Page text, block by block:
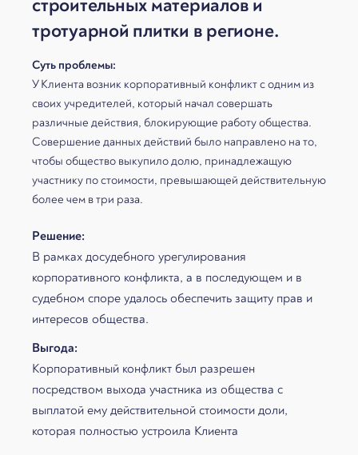
строительных материалов и
тротуарной плитки в регионе.
Суть проблемы:
У Клиента возник корпоративный конфликт с одним из
своих учредителей, который начал совершать
различные действия, блокирующие работу общества.
Совершение данных действий было направлено на то,
чтобы общество выкупило долю, принадлежащую
участнику по стоимости, превышающей действительную
более чем в три раза.
Решение:
В рамках досудебного урегулирования
корпоративного конфликта, а в последующем и в
судебном споре удалось обеспечить защиту прав и
интересов общества.
Выгода:
Корпоративный конфликт был разрешен
посредством выхода участника из общества с
выплатой ему действительной стоимости доли,
которая полностью устроила Клиента